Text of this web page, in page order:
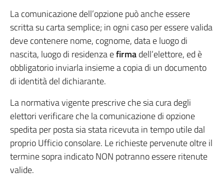
La comunicazione dell’opzione può anche essere
scritta su carta semplice; in ogni caso per essere valida
deve contenere nome, cognome, data e luogo di
nascita, luogo di residenza efirmadell’elettore, ed è
obbligatorio inviarla insieme a copia di un documento
di identità del dichiarante.
La normativa vigente prescrive che sia cura degli
elettori verificare che la comunicazione di opzione
spedita per posta sia stata ricevuta in tempo utile dal
proprio Ufficio consolare. Le richieste pervenute oltre il
termine sopra indicato NON potranno essere ritenute
valide.